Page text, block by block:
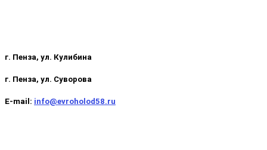
г. Пенза, ул. Кулибина
г. Пенза, ул. Суворова
E-mail: info@evroholod58.ru